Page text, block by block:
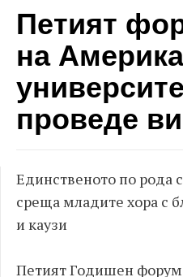
Петият
на
проведе
Единственото по рода
среща младите хора с
и каузи
Петият Годишен